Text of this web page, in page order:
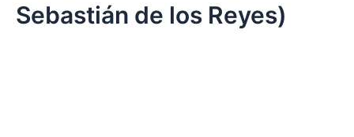
Sebastián de los Reyes)